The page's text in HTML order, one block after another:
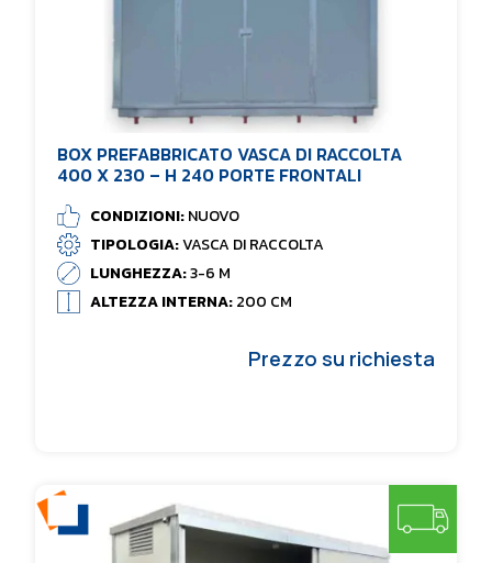
BOX PREFABBRICATO VASCA DI RACCOLTA
400 X 230 – H 240 PORTE FRONTALI
CONDIZIONI:NUOVO
TIPOLOGIA:VASCA DI RACCOLTA
LUNGHEZZA:3-6 M
ALTEZZA INTERNA:200 CM
Prezzo su richiesta